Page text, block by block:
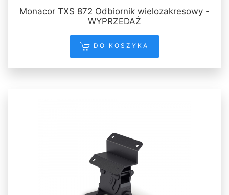
Monacor TXS 872 Odbiornik wielozakresowy -
WYPRZEDAŻ
DO KOSZYKA